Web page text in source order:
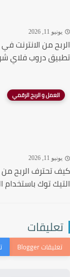
11, 2026
من الانترنت في
دروب فلاي شرح...
العمل و الربح الرقمي
11, 2026
تحترف الربح من
توك باستخدام